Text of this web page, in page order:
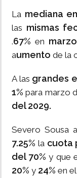
La mediana
las mismas
.67%en
aumento de la
A las grandes
1%para marzo
del 2029.
Severo Sousa
7.25% la cuota
del 70%y que
20% y 24% en